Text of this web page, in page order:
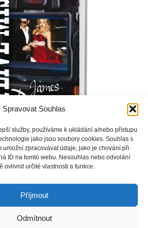
Spravovat Souhlas
služby, používáme k ukládání a/nebo přístupu
jako jsou soubory cookies. Souhlas s
umožní zpracovávat údaje, jako je chování při
ID na tomto webu. Nesouhlas nebo odvolání
ovlivnit určité vlastnosti a funkce.
Příjmout
Odmítnout
čelí problému, s jakým se v životě
bezmoc.